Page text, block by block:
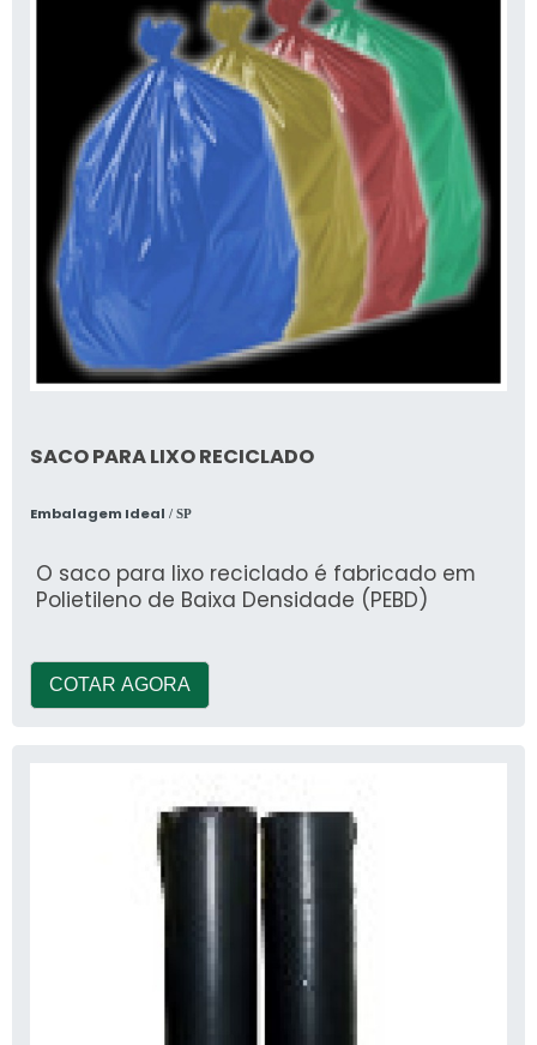
SACO PARA LIXO RECICLADO
Embalagem Ideal / SP
O saco para lixo reciclado é fabricado em
Polietileno de Baixa Densidade (PEBD)
COTAR AGORA